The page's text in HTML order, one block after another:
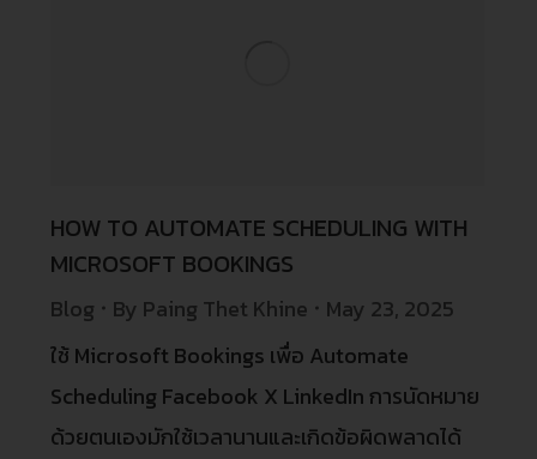
HOW TO AUTOMATE SCHEDULING WITH
MICROSOFT BOOKINGS
Blog By Paing Thet Khine
May 23, 2025
ใช้ Microsoft Bookings เพื่อ Automate
Scheduling Facebook X LinkedIn การนัดหมาย
ด้วยตนเองมักใช้เวลานานและเกิดข้อผิดพลาดได้